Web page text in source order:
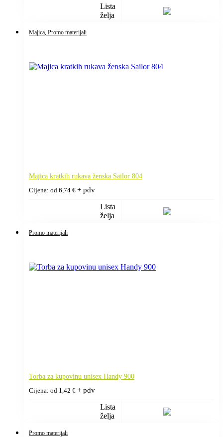
Lista
želja
Majica, Promo materijali
Majica kratkih rukava ženska Sailor 804
Cijena: od 6,74 € + pdv
Lista
želja
Promo materijali
Torba za kupovinu unisex Handy 900
Cijena: od 1,42 € + pdv
Lista
želja
Promo materijali